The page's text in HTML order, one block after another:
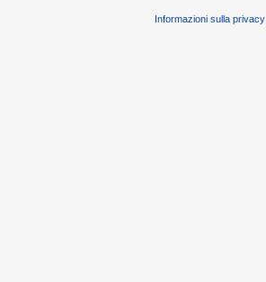
Informazioni sulla privacy